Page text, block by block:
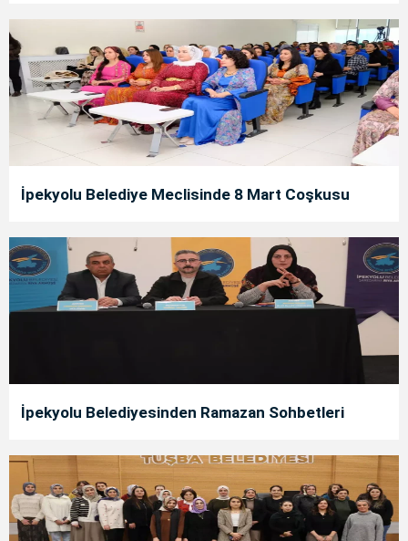
İpekyolu Belediye Meclisinde 8 Mart Coşkusu
İpekyolu Belediyesinden Ramazan Sohbetleri